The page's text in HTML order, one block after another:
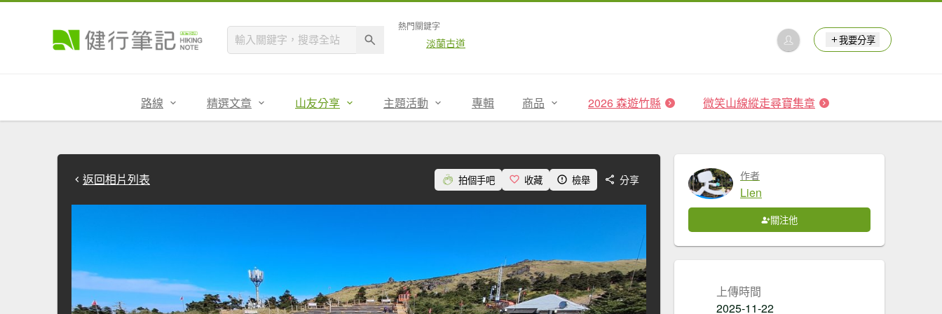
熱門關鍵字
淡蘭古道 我要分享
路線 精選文章 山友分享 主題活動 專輯 商品 2026 森遊竹縣 微笑山線縱走尋寶集章
返回相片列表 拍個手吧 收藏 檢舉 分享 作者
Lien
關注他
上傳時間
2025-11-22